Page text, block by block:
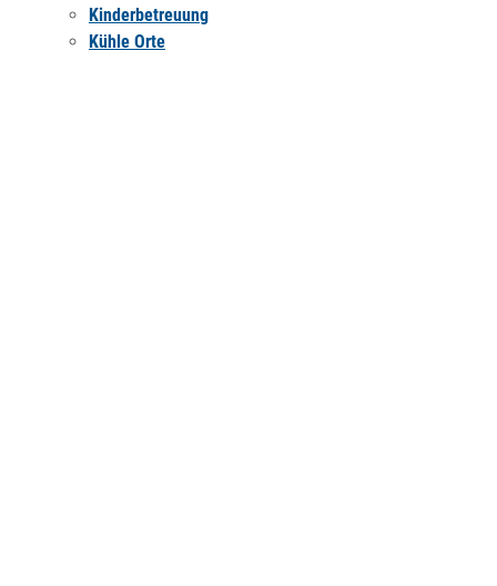
Kinderbetreuung
Kühle Orte